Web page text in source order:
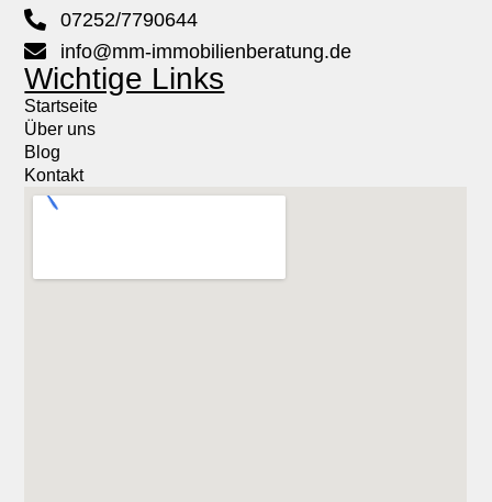
07252/7790644
info@mm-immobilienberatung.de
Wichtige Links
Startseite
Über uns
Blog
Kontakt